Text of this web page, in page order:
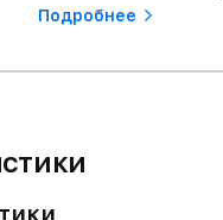
Подробнее